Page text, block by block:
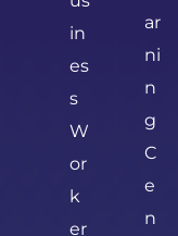
in
es
s
W
or
k
er
ar
ni
n
g
C
e
n